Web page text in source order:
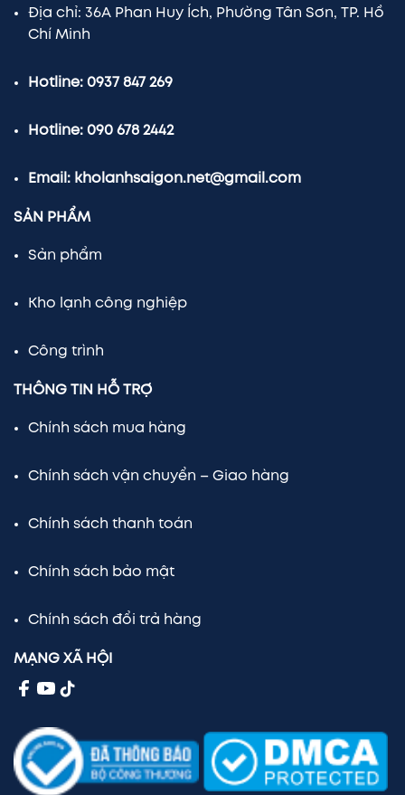
Địa chỉ: 36A Phan Huy Ích, Phường Tân Sơn, TP. Hồ
Chí Minh
Hotline: 0937 847 269
Hotline: 090 678 2442
Email: kholanhsaigon.net@gmail.com
SẢN PHẨM
Sản phẩm
Kho lạnh công nghiệp
Công trình
THÔNG TIN HỖ TRỢ
Chính sách mua hàng
Chính sách vận chuyển – Giao hàng
Chính sách thanh toán
Chính sách bảo mật
Chính sách đổi trả hàng
MẠNG XÃ HỘI